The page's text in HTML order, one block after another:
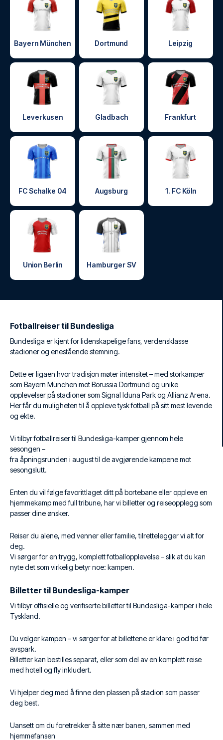
Bayern München Dortmund Leipzig
Leverkusen Gladbach Frankfurt
FC Schalke 04 Augsburg 1. FC Köln
Union Berlin Hamburger SV
Fotballreiser til Bundesliga
Bundesliga er kjent for lidenskapelige fans, verdensklasse
stadioner og enestående stemning.
Dette er ligaen hvor tradisjon møter intensitet – med storkamper
som Bayern München mot Borussia Dortmund og unike
opplevelser på stadioner som Signal Iduna Park og Allianz Arena.
Her får du muligheten til å oppleve tysk fotball på sitt mest levende
og ekte.
Vi tilbyr fotballreiser til Bundesliga-kamper gjennom hele
sesongen –
fra åpningsrunden i august til de avgjørende kampene mot
sesongslutt.
Enten du vil følge favorittlaget ditt på bortebane eller oppleve en
hjemmekamp med full tribune, har vi billetter og reiseopplegg som
passer dine ønsker.
Reiser du alene, med venner eller familie, tilrettelegger vi alt for
deg.
Vi sørger for en trygg, komplett fotballopplevelse – slik at du kan
nyte det som virkelig betyr noe: kampen.
Billetter til Bundesliga-kamper
Vi tilbyr offisielle og verifiserte billetter til Bundesliga-kamper i hele
Tyskland.
Du velger kampen – vi sørger for at billettene er klare i god tid før
avspark.
Billetter kan bestilles separat, eller som del av en komplett reise
med hotell og fly inkludert.
Vi hjelper deg med å finne den plassen på stadion som passer
deg best.
Uansett om du foretrekker å sitte nær banen, sammen med
hjemmefansen